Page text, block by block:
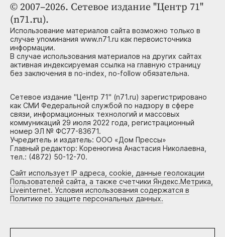
© 2007–2026. Сетевое издание "Центр 71"
(n71.ru).
Использование материалов сайта возможно только в
случае упоминания www.n71.ru как первоисточника
информации.
В случае использования материалов на других сайтах
активная индексируемая ссылка на главную страницу
без заключения в no-index, no-follow обязательна.
Сетевое издание "Центр 71" (n71.ru) зарегистрировано
как СМИ Федеральной службой по надзору в сфере
связи, информационных технологий и массовых
коммуникаций 29 июля 2022 года, регистрационный
номер ЭЛ № ФС77-83671.
Учредитель и издатель: ООО «Дом Прессы»
Главный редактор: Коренюгина Анастасия Николаевна,
тел.: (4872) 50-12-70.
Сайт использует IP адреса, cookie, данные геолокации
Пользователей сайта, а также счетчики Яндекс.Метрика,
Liveinternet. Условия использования содержатся в
Политике по защите персональных данных.